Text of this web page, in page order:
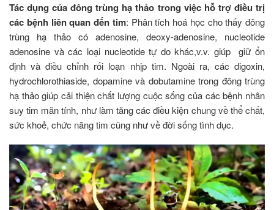
Tác dụng của đông trùng hạ thảo trong việc hỗ trợ điều trị
các bệnh liên quan đến tim: Phân tích hoá học cho thấy đông
trùng hạ thảo có adenosine, deoxy-adenosine, nucleotide
adenosine và các loại nucleotide tự do khác,v.v. giúp giữ ổn
định và điều chỉnh rối loạn nhịp tim. Ngoài ra, các digoxin,
hydrochlorothiaside, dopamine và dobutamine trong đông trùng
hạ thảo giúp cải thiện chất lượng cuộc sống của các bệnh nhân
suy tim mãn tính, như làm tăng các điều kiện chung về thể chất,
sức khoẻ, chức năng tim cũng như về đời sống tình dục.